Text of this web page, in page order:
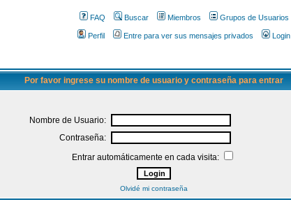
FAQ Buscar Miembros Grupos de Usuarios
Perfil Entre para ver sus mensajes privados Login
Por favor ingrese su nombre de usuario y contraseña para entrar
Nombre de Usuario:
Contraseña:
Entrar automáticamente en cada visita:
Olvidé mi contraseña